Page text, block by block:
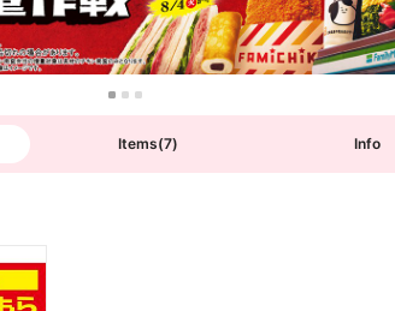
Items(7) Info